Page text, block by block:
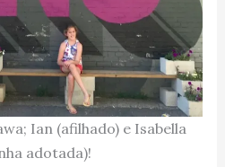
Ian (afilhado) e Isabella
adotada)!